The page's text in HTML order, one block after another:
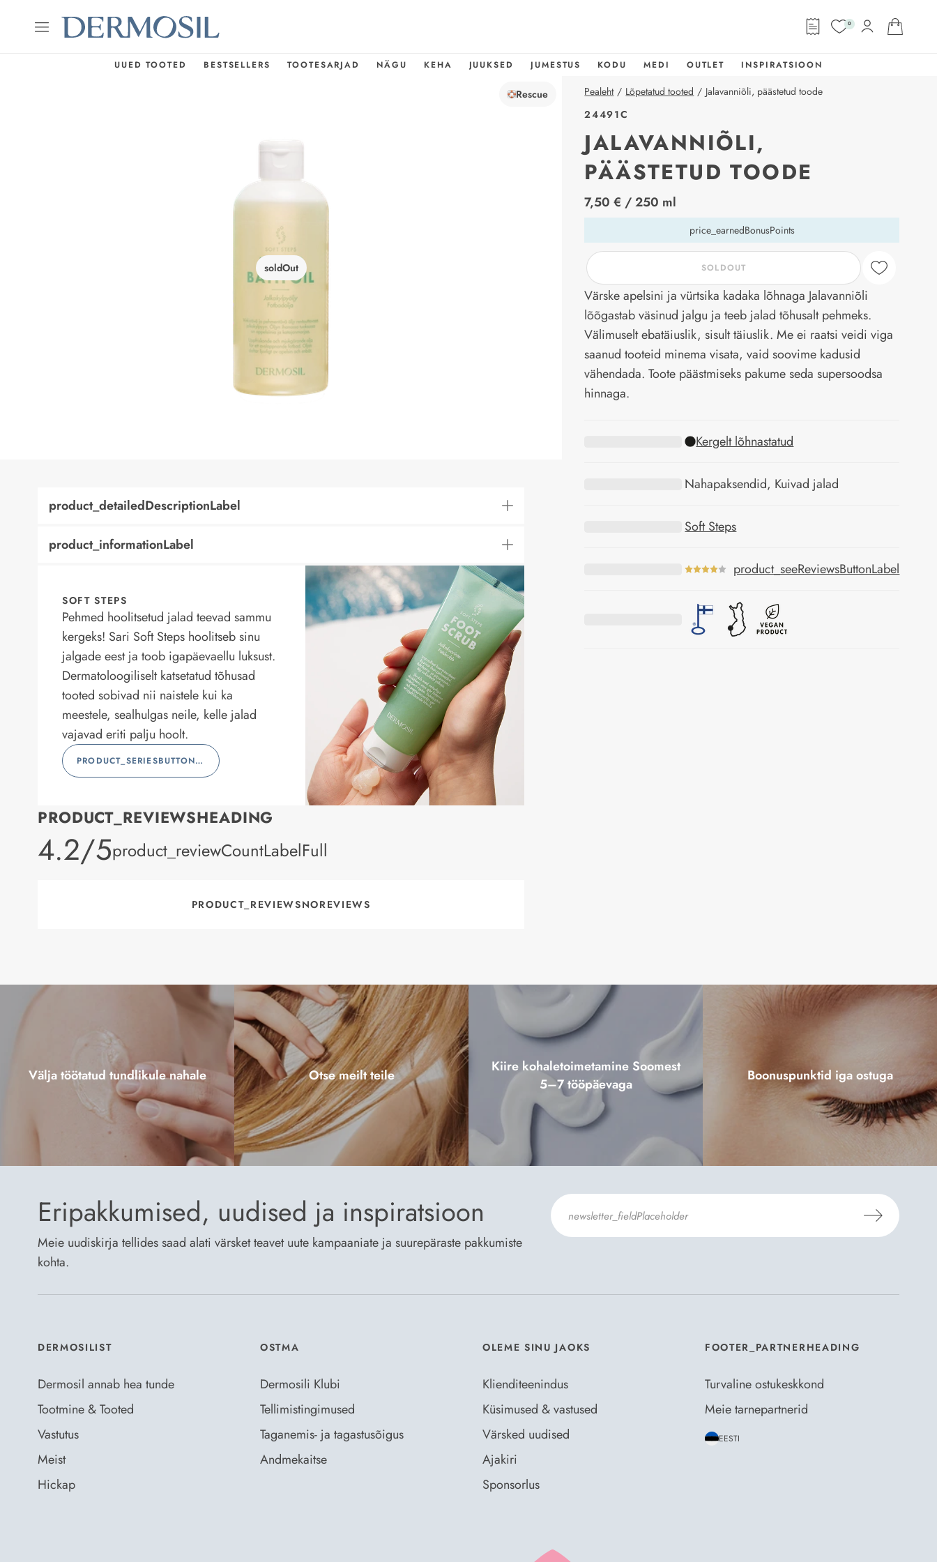
0
UUED TOOTED BESTSELLERS TOOTESARJAD NÄGU KEHA JUUKSED JUMESTUS KODU MEDI OUTLET INSPIRATSIOON
soldOut
Rescue Pealeht / Lõpetatud tooted / Jalavanniõli, päästetud toode
24491C
JALAVANNIÕLI,
PÄÄSTETUD TOODE
price_label
7,50 € / 250 ml
price_earnedBonusPoints
SOLDOUT
Värske apelsini ja vürtsika kadaka lõhnaga Jalavanniõli
lõõgastab väsinud jalgu ja teeb jalad tõhusalt pehmeks.
Välimuselt ebatäiuslik, sisult täiuslik. Me ei raatsi veidi viga
saanud tooteid minema visata, vaid soovime kadusid
vähendada. Toote päästmiseks pakume seda supersoodsa
hinnaga.
Kergelt lõhnastatud
Nahapaksendid, Kuivad jalad
Soft Steps
product_seeReviewsButtonLabel
product_detailedDescriptionLabel
product_informationLabel
SOFT STEPS
Pehmed hoolitsetud jalad teevad sammu
kergeks! Sari Soft Steps hoolitseb sinu
jalgade eest ja toob igapäevaellu luksust.
Dermatoloogiliselt katsetatud tõhusad
tooted sobivad nii naistele kui ka
meestele, sealhulgas neile, kelle jalad
vajavad eriti palju hoolt.
PRODUCT_SERIESBUTTONLABEL
PRODUCT_REVIEWSHEADING
product_rating
4.2/5product_reviewCountLabelFull
PRODUCT_REVIEWSNOREVIEWS
Välja töötatud tundlikule nahale Otse meilt teile
Kiire kohaletoimetamine Soomest
5–7 tööpäevaga
Boonuspunktid iga ostuga
Eripakkumised, uudised ja inspiratsioon
Meie uudiskirja tellides saad alati värsket teavet uute kampaaniate ja suurepäraste pakkumiste
kohta.
DERMOSILIST
Dermosil annab hea tunde
Tootmine & Tooted
Vastutus
Meist
Hickap
OSTMA
Dermosili Klubi
Tellimistingimused
Taganemis- ja tagastusõigus
Andmekaitse
OLEME SINU JAOKS
Klienditeenindus
Küsimused & vastused
Värsked uudised
Ajakiri
Sponsorlus
FOOTER_PARTNERHEADING
Turvaline ostukeskkond
Meie tarnepartnerid
EESTI